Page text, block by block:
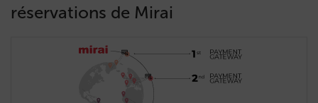
réservations de Mirai